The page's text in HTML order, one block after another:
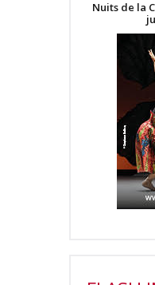
Nuits de la